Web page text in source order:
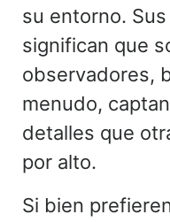
su entorno.
significan que
observadores,
menudo,
detalles que
por alto.
Si bien